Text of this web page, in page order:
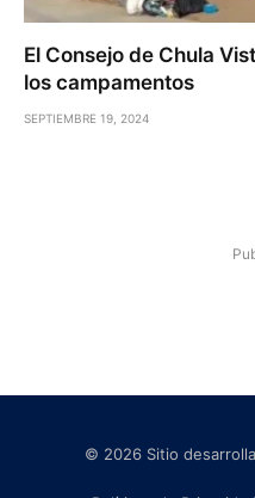
El Consejo de Chula
los campamentos
SEPTIEMBRE 19, 2024
© 2026 Sitio